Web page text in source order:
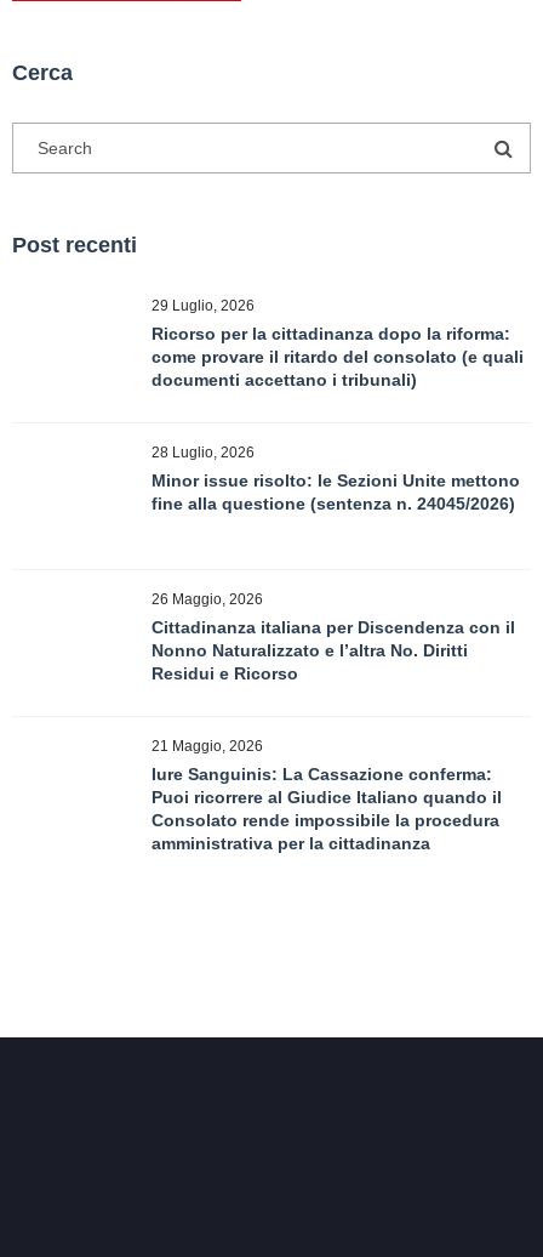
Cerca
Post recenti
29 Luglio, 2026
Ricorso per la cittadinanza dopo la riforma:
come provare il ritardo del consolato (e quali
documenti accettano i tribunali)
28 Luglio, 2026
Minor issue risolto: le Sezioni Unite mettono
fine alla questione (sentenza n. 24045/2026)
26 Maggio, 2026
Cittadinanza italiana per Discendenza con il
Nonno Naturalizzato e l’altra No. Diritti
Residui e Ricorso
21 Maggio, 2026
Iure Sanguinis: La Cassazione conferma:
Puoi ricorrere al Giudice Italiano quando il
Consolato rende impossibile la procedura
amministrativa per la cittadinanza